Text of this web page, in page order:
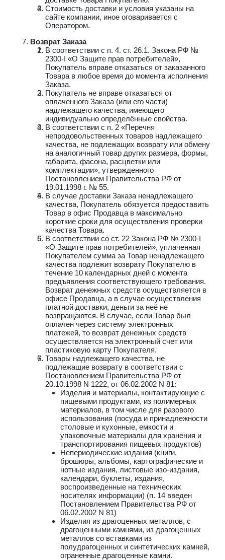
Стоимость доставки и условия указаны на
сайте компании, иное оговаривается с
Оператором.
Возврат Заказа
В соответствии с п. 4. ст. 26.1. Закона РФ №
2300-I «О Защите прав потребителей»,
Покупатель вправе отказаться от заказанного
Товара в любое время до момента исполнения
Заказа.
Покупатель не вправе отказаться от
оплаченного Заказа (или его части)
надлежащего качества, имеющего
индивидуально определённые свойства.
В соответствии с п. 2 «Перечня
непродовольственных товаров надлежащего
качества, не подлежащих возврату или обмену
на аналогичный товар других размера, формы,
габарита, фасона, расцветки или
комплектации», утвержденного
Постановлением Правительства РФ от
19.01.1998 г. № 55.
В случае доставки Заказа ненадлежащего
качества, Покупатель обязуется предоставить
Товар в офис Продавца в максимально
короткие сроки для осуществления проверки
качества Товара.
В соответствии со ст. 22 Закона РФ № 2300-I
«О Защите прав потребителей», уплаченная
Покупателем сумма за Товар ненадлежащего
качества подлежит возврату Покупателю в
течение 10 календарных дней с момента
предъявления соответствующего требования.
Возврат денежных средств осуществляется в
офисе Продавца, а в случае осуществления
платной доставки, деньги за неё не
возвращаются. В случае, если Товар был
оплачен через систему электронных
платежей, то возврат денежных средств
осуществляется на электронный счет или
пластиковую карту Покупателя.
Товары надлежащего качества, не
подлежащие возврату в соответствии с
Постановлением Правительства РФ от
20.10.1998 N 1222, от 06.02.2002 N 81:
Изделия и материалы, контактирующие с
пищевыми продуктами, из полимерных
материалов, в том числе для разового
использования (посуда и принадлежности
столовые и кухонные, емкости и
упаковочные материалы для хранения и
транспортирования пищевых продуктов)
Непериодические издания (книги,
брошюры, альбомы, картографические и
нотные издания, листовые изо-издания,
календари, буклеты, издания,
воспроизведенные на технических
носителях информации) (п. 14 введен
Постановлением Правительства РФ от
06.02.2002 N 81)
Изделия из драгоценных металлов, с
драгоценными камнями, из драгоценных
металлов со вставками из
полудрагоценных и синтетических камней,
ограненные драгоценные камни.